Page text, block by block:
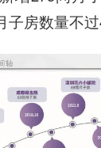
房数量不过